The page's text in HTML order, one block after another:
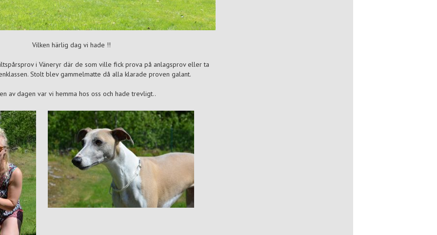
Vilken härlig dag vi hade !!
i Väneryr där de som ville fick prova på anlagsprov eller ta
Stolt blev gammelmatte då alla klarade proven galant.
av dagen var vi hemma hos oss och hade trevligt..